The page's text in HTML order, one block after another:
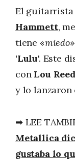
El
Hammett,
tiene «miedo
'Lulu'. Este
con Lou Reed
y lo lanzaron
➡ LEE
Metallica
gustaba lo